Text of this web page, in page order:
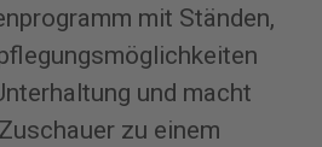
mit Ständen,
und macht
zu einem